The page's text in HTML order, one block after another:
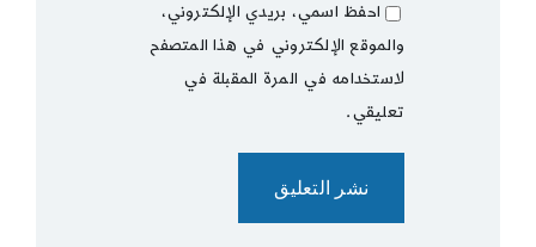
احفظ اسمي، بريدي الإلكتروني،
والموقع الإلكتروني في هذا المتصفح
لاستخدامه في المرة المقبلة في
تعليقي.